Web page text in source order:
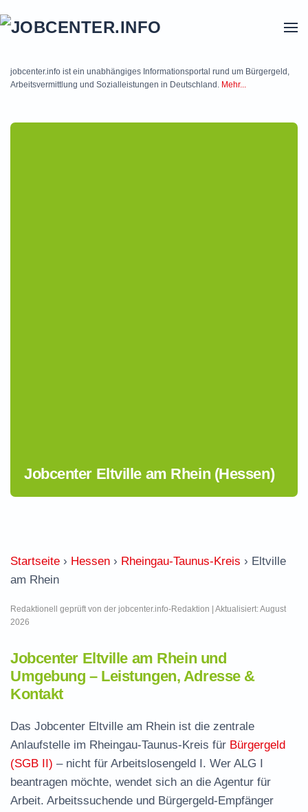
jobcenter.info ist ein unabhängiges Informationsportal rund um Bürgergeld,
Arbeitsvermittlung und Sozialleistungen in Deutschland. Mehr...
Jobcenter Eltville am Rhein (Hessen)
Startseite › Hessen › Rheingau-Taunus-Kreis › Eltville
am Rhein
Redaktionell geprüft von der jobcenter.info-Redaktion | Aktualisiert: August
2026
Jobcenter Eltville am Rhein und
Umgebung – Leistungen, Adresse &
Kontakt
Das Jobcenter Eltville am Rhein ist die zentrale
Anlaufstelle im Rheingau-Taunus-Kreis für Bürgergeld
(SGB II) – nicht für Arbeitslosengeld I. Wer ALG I
beantragen möchte, wendet sich an die Agentur für
Arbeit. Arbeitssuchende und Bürgergeld-Empfänger